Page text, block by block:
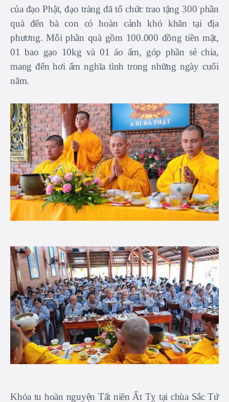
của đạo Phật, đạo tràng đã tổ chức trao tặng 300 phần
quà đến bà con có hoàn cảnh khó khăn tại địa
phương. Mỗi phần quà gồm 100.000 đồng tiền mặt,
01 bao gạo 10kg và 01 áo ấm, góp phần sẻ chia,
mang đến hơi ấm nghĩa tình trong những ngày cuối
năm.
Khóa tu hoàn nguyện Tất niên Ất Tỵ tại chùa Sắc Tứ